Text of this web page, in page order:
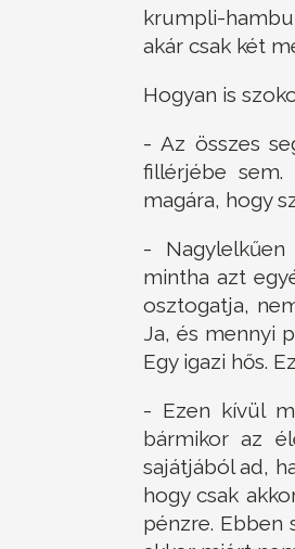
krumpli-
akár csak két
Hogyan is
- Az összes
fillérjébe sem.
magára, hogy
- Nagylelkűen
mintha azt
osztogatja,
Ja, és mennyi
Egy igazi hős.
- Ezen kívül
bármikor az
sajátjából ad,
hogy csak
pénzre. Ebben